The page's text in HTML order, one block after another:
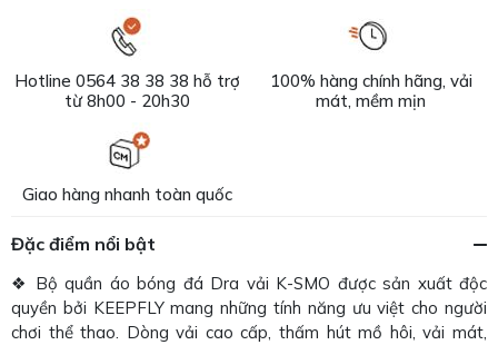
Hotline 0564 38 38 38 hỗ trợ
từ 8h00 - 20h30
100% hàng chính hãng, vải
mát, mềm mịn
Giao hàng nhanh toàn quốc
Đặc điểm nổi bật
❖ Bộ quần áo bóng đá Dra vải K-SMO được sản xuất độc
quyền bởi KEEPFLY mang những tính năng ưu việt cho người
chơi thể thao. Dòng vải cao cấp, thấm hút mồ hôi, vải mát,